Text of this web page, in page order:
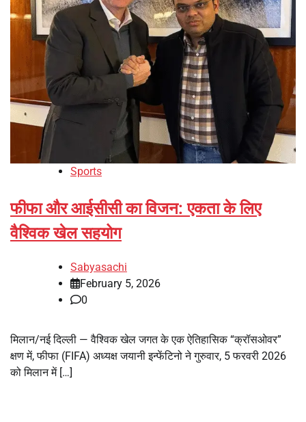
Sports
फीफा और आईसीसी का विजन: एकता के लिए
वैश्विक खेल सहयोग
Sabyasachi
February 5, 2026
0
मिलान/नई दिल्ली — वैश्विक खेल जगत के एक ऐतिहासिक “क्रॉसओवर”
क्षण में, फीफा (FIFA) अध्यक्ष जयानी इन्फेंटिनो ने गुरुवार, 5 फरवरी 2026
को मिलान में […]